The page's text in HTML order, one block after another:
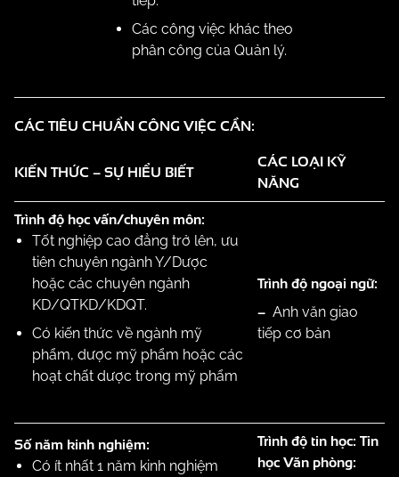
Các công việc khác theo
phân công của Quản lý.
CÁC TIÊU CHUẨN CÔNG VIỆC CẦN:
KIẾN THỨC – SỰ HIỂU BIẾT
CÁC LOẠI KỸ
NĂNG
Trình độ học vấn/chuyên môn:
Tốt nghiệp cao đẳng trở lên, ưu
tiên chuyên ngành Y/Dược
hoặc các chuyên ngành
KD/QTKD/KDQT.
Có kiến thức về ngành mỹ
phẩm, dược mỹ phẩm hoặc các
hoạt chất dược trong mỹ phẩm
Trình độ ngoại ngữ:
– Anh văn giao
tiếp cơ bản
Số năm kinh nghiệm:
Có ít nhất 1 năm kinh nghiệm
Trình độ tin học: Tin
học Văn phòng: